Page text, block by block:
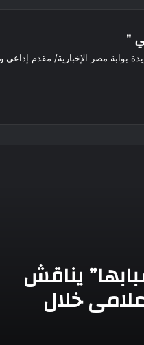
"
بوابة مصر الإخبارية/ مقدم
يناقش
خلال
مكتب المركز